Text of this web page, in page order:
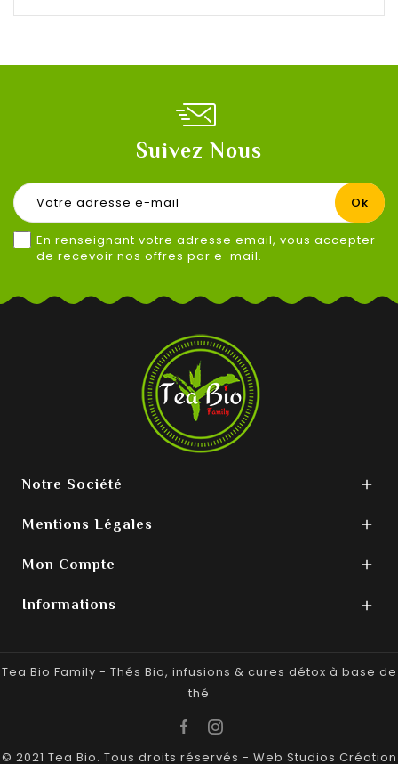
Suivez Nous
En renseignant votre adresse email, vous accepter
de recevoir nos offres par e-mail.
Notre Société 
Mentions Légales 
Mon Compte 
Informations 
Tea Bio Family - Thés Bio, infusions & cures détox à base de
thé
© 2021 Tea Bio. Tous droits réservés - Web Studios Création